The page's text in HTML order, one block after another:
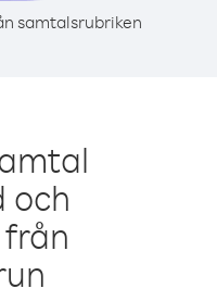
samtalsrubriken
och